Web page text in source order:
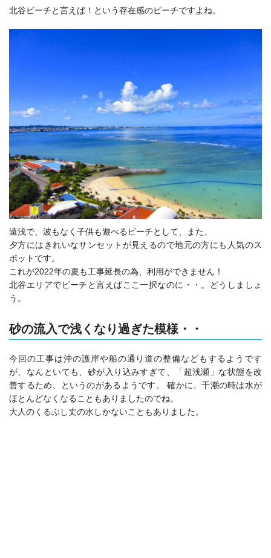
北谷ビーチと言えば！という存在感のビーチですよね。
遠浅で、波もなく子供も遊べるビーチとして、また、
夕方にはきれいなサンセットが見えるので地元の方にも人気のス
ポットです。
これが2022年の夏も工事延長の為、利用ができません！
北谷エリアでビーチと言えばここ一択なのに・・。どうしましょ
う。
砂の流入で浅くなり過ぎた模様・・
今回の工事は沖の護岸や船の通り道の整備などもするようです
が、なんといても、砂が入り込みすぎて、「超浅瀬」な状態を改
善するため、というのがあるようです。 確かに、干潮の時は水が
ほとんどなくなることもありましたのでね。
大人のくるぶし丈の水しかないこともありました。